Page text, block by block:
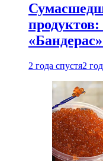
2 года спустя2